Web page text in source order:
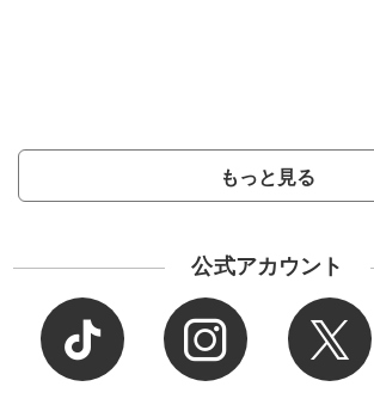
もっと見る
公式アカウント